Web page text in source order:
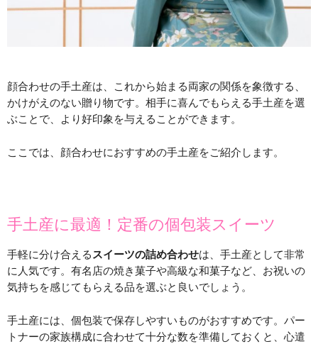
顔合わせの手土産は、これから始まる両家の関係を象徴する、
かけがえのない贈り物です。相手に喜んでもらえる手土産を選
ぶことで、より好印象を与えることができます。
ここでは、顔合わせにおすすめの手土産をご紹介します。
手土産に最適！定番の個包装スイーツ
手軽に分け合える スイーツの詰め合わせは、手土産として非常
に人気です。有名店の焼き菓子や高級な和菓子など、お祝いの
気持ちを感じてもらえる品を選ぶと良いでしょう。
手土産には、個包装で保存しやすいものがおすすめです。パー
トナーの家族構成に合わせて十分な数を準備しておくと、心遣